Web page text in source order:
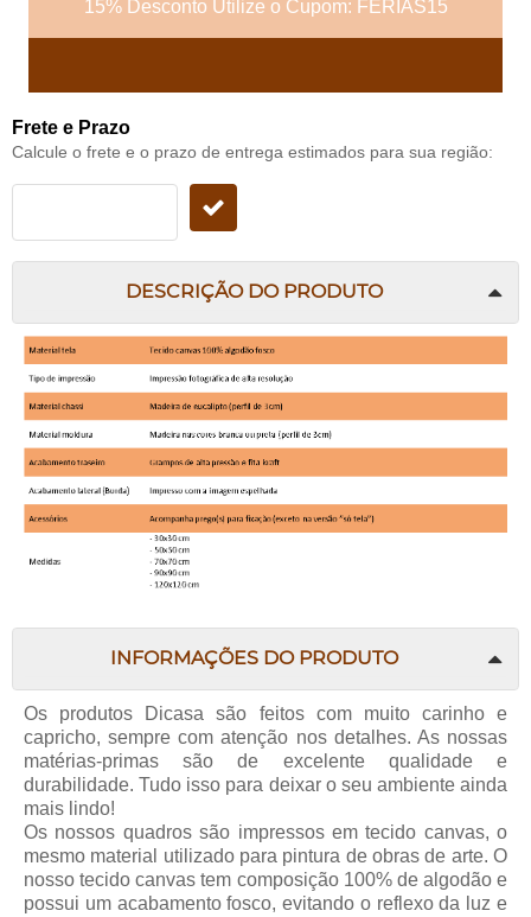
15% Desconto Utilize o Cupom: FERIAS15
Frete e Prazo
Calcule o frete e o prazo de entrega estimados para sua região:
DESCRIÇÃO DO PRODUTO
INFORMAÇÕES DO PRODUTO
Os produtos Dicasa são feitos com muito carinho e
capricho, sempre com atenção nos detalhes. As nossas
matérias-primas são de excelente qualidade e
durabilidade. Tudo isso para deixar o seu ambiente ainda
mais lindo!
Os nossos quadros são impressos em tecido canvas, o
mesmo material utilizado para pintura de obras de arte. O
nosso tecido canvas tem composição 100% de algodão e
possui um acabamento fosco, evitando o reflexo da luz e